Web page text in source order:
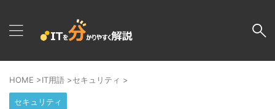
HOME >IT用語 >セキュリティ >
セキュリティ